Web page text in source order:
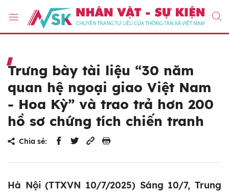
Trưng bày tài liệu “30 năm
quan hệ ngoại giao Việt Nam
- Hoa Kỳ” và trao trả hơn 200
hồ sơ chứng tích chiến tranh
Chia sẻ:
Hà Nội (TTXVN 10/7/2025) Sáng 10/7, Trung